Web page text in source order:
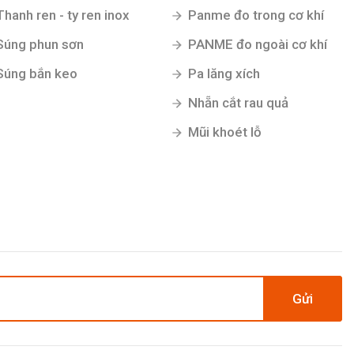
ren - ty ren inox
phun sơn
bắn keo
Panme đo trong cơ khí
PANME đo ngoài cơ khí
Pa lăng xích
Nhẵn cắt rau quả
Mũi khoét lỗ
Gửi